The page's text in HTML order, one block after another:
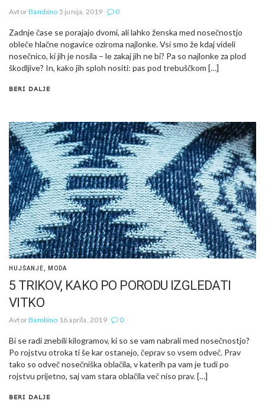
AvtorBambino 5 junija, 2019 0
Zadnje čase se porajajo dvomi, ali lahko ženska med nosečnostjo
obleče hlačne nogavice oziroma najlonke. Vsi smo že kdaj videli
nosečnico, ki jih je nosila – le zakaj jih ne bi? Pa so najlonke za plod
škodljive? In, kako jih sploh nositi: pas pod trebuščkom […]
BERI DALJE
HUJŠANJE MODA
5 TRIKOV, KAKO PO PORODU IZGLEDATI
VITKO
AvtorBambino 16 aprila, 2019 0
Bi se radi znebili kilogramov, ki so se vam nabrali med nosečnostjo?
Po rojstvu otroka ti še kar ostanejo, čeprav so vsem odveč. Prav
tako so odveč nosečniška oblačila, v katerih pa vam je tudi po
rojstvu prijetno, saj vam stara oblačila več niso prav. […]
BERI DALJE